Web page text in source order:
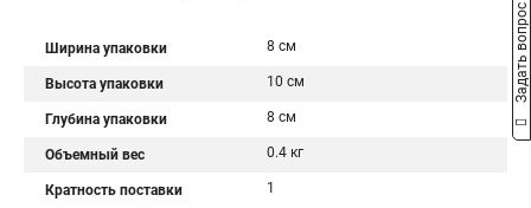
Ширина упаковки 8 см
Высота упаковки 10 см
Глубина упаковки 8 см
Объемный вес 0.4 кг
Кратность поставки 1
Задать вопрос